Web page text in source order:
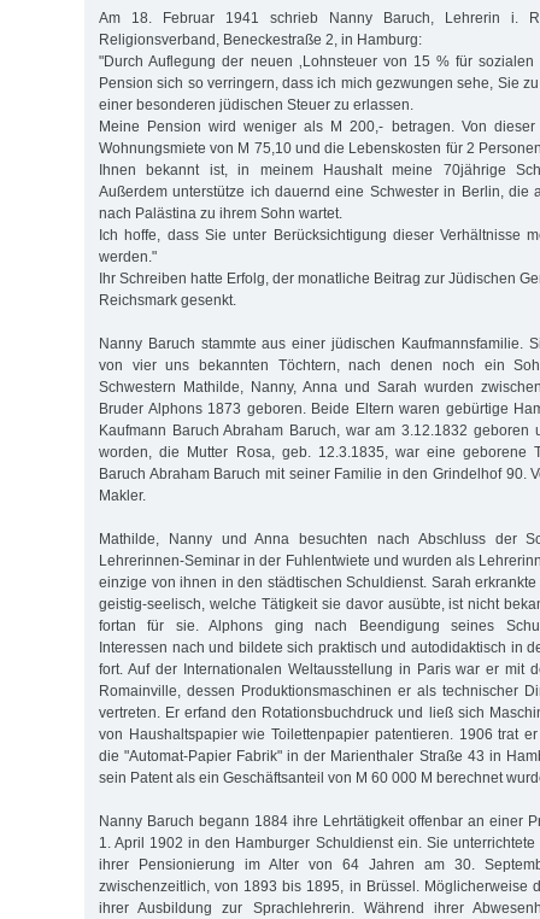
Am 18. Februar 1941 schrieb Nanny Baruch, Lehrerin i.
Religionsverband, Beneckestraße 2, in Hamburg:
"Durch Auflegung der neuen ‚Lohnsteuer von 15 % für sozialen
Pension sich so verringern, dass ich mich gezwungen sehe, Sie
einer besonderen jüdischen Steuer zu erlassen.
Meine Pension wird weniger als M 200,- betragen. Von
Wohnungsmiete von M 75,10 und die Lebenskosten für 2
Ihnen bekannt ist, in meinem Haushalt meine 70jährige
Außerdem unterstütze ich dauernd eine Schwester in Berlin, die
nach Palästina zu ihrem Sohn wartet.
Ich hoffe, dass Sie unter Berücksichtigung dieser Verhältnisse
werden."
Ihr Schreiben hatte Erfolg, der monatliche Beitrag zur Jüdischen
Reichsmark gesenkt.
Nanny Baruch stammte aus einer jüdischen Kaufmannsfamilie.
von vier uns bekannten Töchtern, nach denen noch ein
Schwestern Mathilde, Nanny, Anna und Sarah wurden
Bruder Alphons 1873 geboren. Beide Eltern waren gebürtige
Kaufmann Baruch Abraham Baruch, war am 3.12.1832 geboren
worden, die Mutter Rosa, geb. 12.3.1835, war eine geborene
Baruch Abraham Baruch mit seiner Familie in den Grindelhof 90.
Makler.
Mathilde, Nanny und Anna besuchten nach Abschluss der
Lehrerinnen-Seminar in der Fuhlentwiete und wurden als
einzige von ihnen in den städtischen Schuldienst. Sarah
geistig-seelisch, welche Tätigkeit sie davor ausübte, ist nicht
fortan für sie. Alphons ging nach Beendigung seines
Interessen nach und bildete sich praktisch und autodidaktisch in
fort. Auf der Internationalen Weltausstellung in Paris war er mit
Romainville, dessen Produktionsmaschinen er als technischer
vertreten. Er erfand den Rotationsbuchdruck und ließ sich
von Haushaltspapier wie Toilettenpapier patentieren. 1906 trat
die "Automat-Papier Fabrik" in der Marienthaler Straße 43 in
sein Patent als ein Geschäftsanteil von M 60 000 M berechnet
Nanny Baruch begann 1884 ihre Lehrtätigkeit offenbar an einer
1. April 1902 in den Hamburger Schuldienst ein. Sie
ihrer Pensionierung im Alter von 64 Jahren am 30.
zwischenzeitlich, von 1893 bis 1895, in Brüssel. Möglicherweise
ihrer Ausbildung zur Sprachlehrerin. Während ihrer